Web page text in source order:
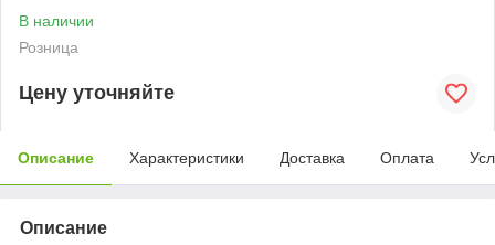
В наличии
Розница
Цену уточняйте
Описание Характеристики Доставка Оплата
Описание